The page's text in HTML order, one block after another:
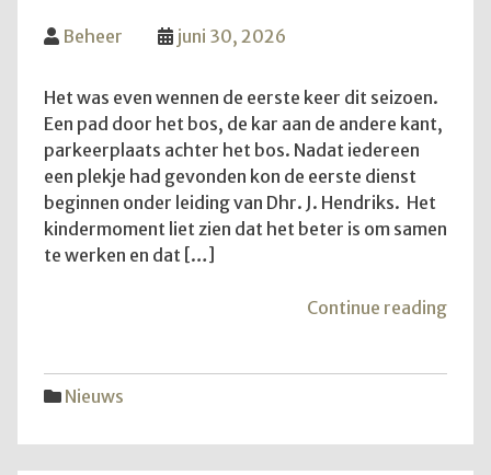
Beheer juni 30, 2026
Het was even wennen de eerste keer dit seizoen.
Een pad door het bos, de kar aan de andere kant,
parkeerplaats achter het bos. Nadat iedereen
een plekje had gevonden kon de eerste dienst
beginnen onder leiding van Dhr. J. Hendriks. Het
kindermoment liet zien dat het beter is om samen
te werken en dat […]
Continue reading
Nieuws